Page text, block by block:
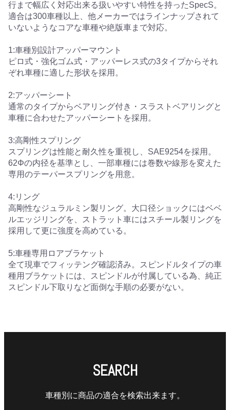
行まで幅広く対応出来る扱いやすい特性を持ったSpecS。
適合は300車種以上、他メーカーではラインナップされて
いないようなコアな車種や絶版車まで対応。
1:車種別設計アッパーマウント
ピロ式・強化ゴム式・アッパーレス式の3タイプからそれ
ぞれ車種に適した形状を採用。
2:アッパーシート
通常のタイプからベアリング付き・スラストベアリングと
車種に合わせたアッパーシートを採用。
3:高剛性スプリング
スプリングは性能と耐久性を重視し、SAE9254を採用。
62Φの内径を基準とし、一部車種には巻数や線形を変えた
専用のテーパースプリングを用意。
4:リング
高剛性なジュラルミン製リング。大口径ショックにはベベ
ルエッジリングを、ストラット車にはスチール製リングを
採用して更に強度を高めている。
5:車種専用ロアブラケット
全て現車でフィッテング確認済み。スピンドルタイプの車
種用ブラケットには、スピンドルが付属している為、純正
スピンドル下取りなど面倒な手順の必要がない。
SEARCH
車種別に商品の適合を検索出来ます。